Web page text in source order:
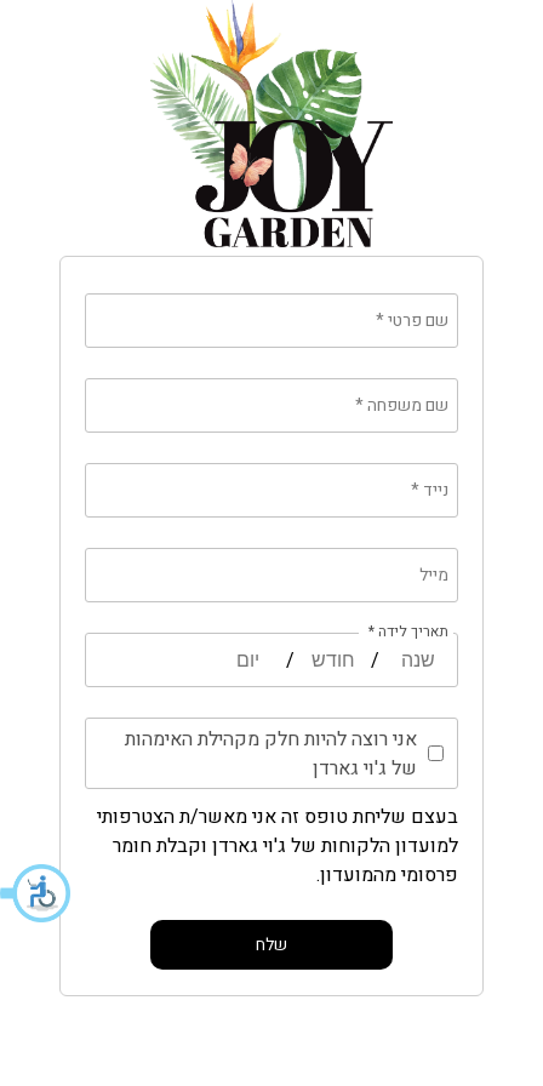
שם פרטי*
שם משפחה*
נייד*
מייל
/ /
תאריך לידה *
אני רוצה להיות חלק מקהילת האימהות
של ג'וי גארדן
בעצם שליחת טופס זה אני מאשר/ת הצטרפותי
למועדון הלקוחות של ג'וי גארדן וקבלת חומר
פרסומי מהמועדון.